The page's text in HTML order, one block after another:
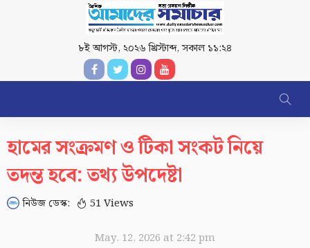
৮ই আগস্ট, ২০২৬ খ্রিস্টাব্দ,সকাল ১১:২৪
হামের সংক্রমণ ও টিকা সংকট নিয়ে
তদন্ত হবে: তথ্য উপদেষ্টা
নিউজ ডেস্ক: 51 Views
May. 12, 2026 at 2:42 pm